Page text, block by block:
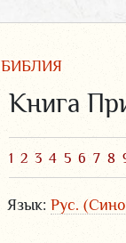
БИБЛИЯ
Книга
1 2 3 4 5 6 7 8
Язык: Рус.